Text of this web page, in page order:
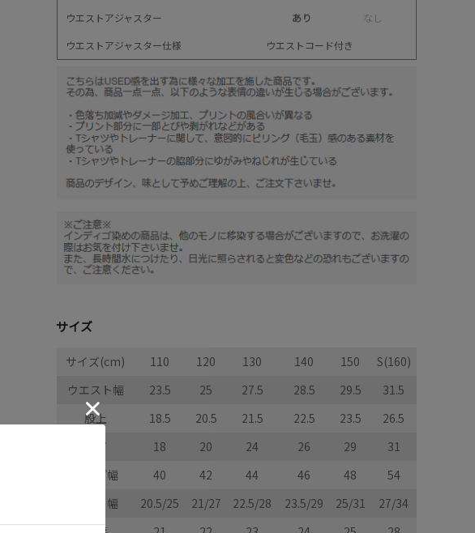
ウエストアジャスター
あり な し
ウエストアジャスター仕様
ウエストコード付き
サイズ
サイズ(cm) 110 120 130 140 150
S(160)
ウエスト幅
23.5 25 27.5 28.5 29.5
31.5
股上
18.5 20.5 21.5 22.5 23.5
26.5
股下
18 20 24 26 29
31
ヒップ幅
40 42 44 46 48
54
わたり幅
20.5/25 21/27 22.5/28 23.5/29 25/31
27/34